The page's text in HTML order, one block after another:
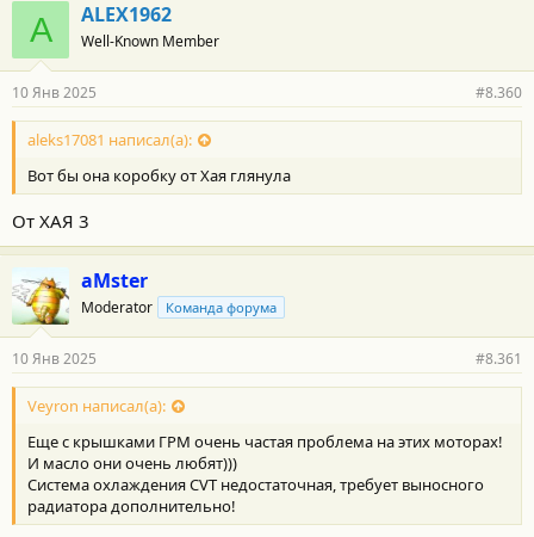
A ALEX1962
Well-Known Member
10 Янв 2025 #8.360
aleks17081 написал(а):
Вот бы она коробку от Хая глянула
От ХАЯ 3
aMster
Moderator Команда форума
10 Янв 2025 #8.361
Veyron написал(а):
Еще с крышками ГРМ очень частая проблема на этих моторах!
И масло они очень любят)))
Система охлаждения CVT недостаточная, требует выносного
радиатора дополнительно!